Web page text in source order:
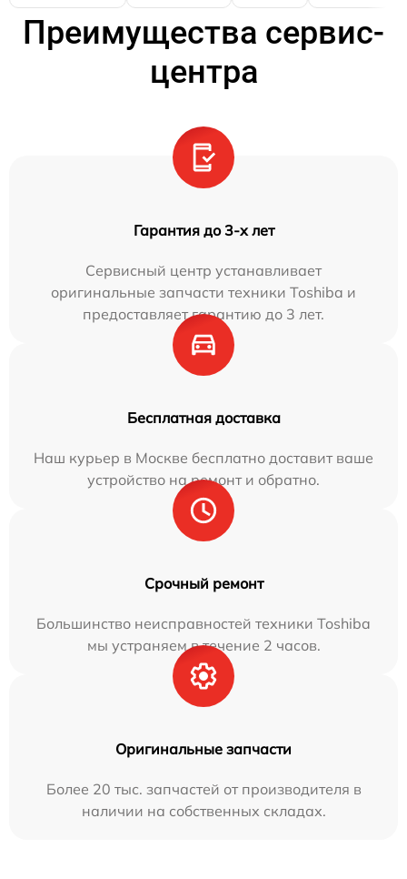
Преимущества сервис-
центра
Гарантия до 3-х лет
Сервисный центр устанавливает
оригинальные запчасти техники Toshiba и
предоставляет гарантию до 3 лет.
Бесплатная доставка
Наш курьер в Москве бесплатно доставит ваше
устройство на ремонт и обратно.
Срочный ремонт
Большинство неисправностей техники Toshiba
мы устраняем в течение 2 часов.
Оригинальные запчасти
Более 20 тыс. запчастей от производителя в
наличии на собственных складах.